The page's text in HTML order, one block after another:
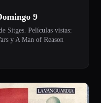
9
Sitges. Películas vistas:
y A Man of Reason